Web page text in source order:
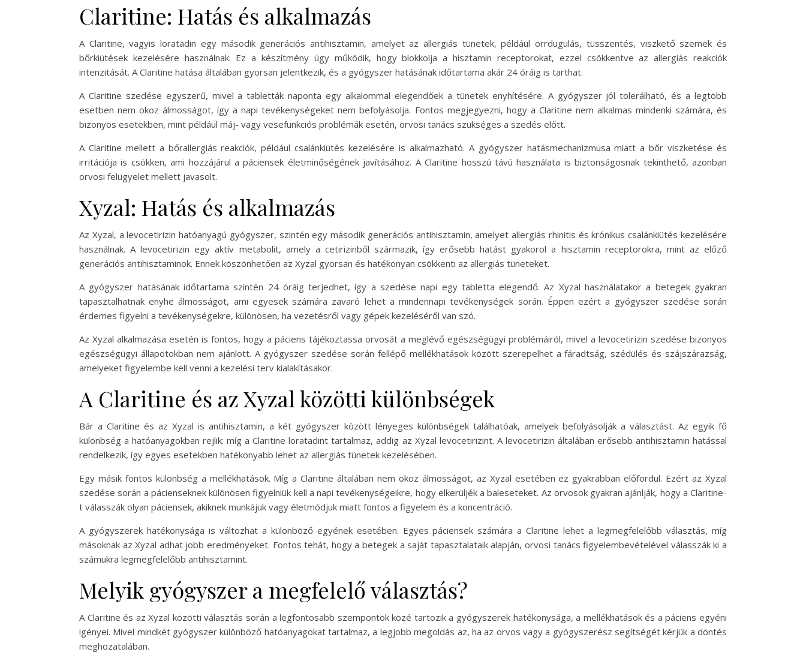
Claritine: Hatás és alkalmazás
A Claritine, vagyis loratadin egy második generációs antihisztamin, amelyet az allergiás tünetek, például orrdugulás, tüsszentés, viszkető szemek és
bőrkiütések kezelésére használnak. Ez a készítmény úgy működik, hogy blokkolja a hisztamin receptorokat, ezzel csökkentve az allergiás reakciók
intenzitását. A Claritine hatása általában gyorsan jelentkezik, és a gyógyszer hatásának időtartama akár 24 óráig is tarthat.
A Claritine szedése egyszerű, mivel a tabletták naponta egy alkalommal elegendőek a tünetek enyhítésére. A gyógyszer jól tolerálható, és a legtöbb
esetben nem okoz álmosságot, így a napi tevékenységeket nem befolyásolja. Fontos megjegyezni, hogy a Claritine nem alkalmas mindenki számára, és
bizonyos esetekben, mint például máj- vagy vesefunkciós problémák esetén, orvosi tanács szükséges a szedés előtt.
A Claritine mellett a bőrallergiás reakciók, például csalánkiütés kezelésére is alkalmazható. A gyógyszer hatásmechanizmusa miatt a bőr viszketése és
irritációja is csökken, ami hozzájárul a páciensek életminőségének javításához. A Claritine hosszú távú használata is biztonságosnak tekinthető, azonban
orvosi felügyelet mellett javasolt.
Xyzal: Hatás és alkalmazás
Az Xyzal, a levocetirizin hatóanyagú gyógyszer, szintén egy második generációs antihisztamin, amelyet allergiás rhinitis és krónikus csalánkiütés kezelésére
használnak. A levocetirizin egy aktív metabolit, amely a cetirizinből származik, így erősebb hatást gyakorol a hisztamin receptorokra, mint az előző
generációs antihisztaminok. Ennek köszönhetően az Xyzal gyorsan és hatékonyan csökkenti az allergiás tüneteket.
A gyógyszer hatásának időtartama szintén 24 óráig terjedhet, így a szedése napi egy tabletta elegendő. Az Xyzal használatakor a betegek gyakran
tapasztalhatnak enyhe álmosságot, ami egyesek számára zavaró lehet a mindennapi tevékenységek során. Éppen ezért a gyógyszer szedése során
érdemes figyelni a tevékenységekre, különösen, ha vezetésről vagy gépek kezeléséről van szó.
Az Xyzal alkalmazása esetén is fontos, hogy a páciens tájékoztassa orvosát a meglévő egészségügyi problémáiról, mivel a levocetirizin szedése bizonyos
egészségügyi állapotokban nem ajánlott. A gyógyszer szedése során fellépő mellékhatások között szerepelhet a fáradtság, szédülés és szájszárazság,
amelyeket figyelembe kell venni a kezelési terv kialakításakor.
A Claritine és az Xyzal közötti különbségek
Bár a Claritine és az Xyzal is antihisztamin, a két gyógyszer között lényeges különbségek találhatóak, amelyek befolyásolják a választást. Az egyik fő
különbség a hatóanyagokban rejlik: míg a Claritine loratadint tartalmaz, addig az Xyzal levocetirizint. A levocetirizin általában erősebb antihisztamin hatással
rendelkezik, így egyes esetekben hatékonyabb lehet az allergiás tünetek kezelésében.
Egy másik fontos különbség a mellékhatások. Míg a Claritine általában nem okoz álmosságot, az Xyzal esetében ez gyakrabban előfordul. Ezért az Xyzal
szedése során a pácienseknek különösen figyelniük kell a napi tevékenységeikre, hogy elkerüljék a baleseteket. Az orvosok gyakran ajánlják, hogy a Claritine-
t válasszák olyan páciensek, akiknek munkájuk vagy életmódjuk miatt fontos a figyelem és a koncentráció.
A gyógyszerek hatékonysága is változhat a különböző egyének esetében. Egyes páciensek számára a Claritine lehet a legmegfelelőbb választás, míg
másoknak az Xyzal adhat jobb eredményeket. Fontos tehát, hogy a betegek a saját tapasztalataik alapján, orvosi tanács figyelembevételével válasszák ki a
számukra legmegfelelőbb antihisztamint.
Melyik gyógyszer a megfelelő választás?
A Claritine és az Xyzal közötti választás során a legfontosabb szempontok közé tartozik a gyógyszerek hatékonysága, a mellékhatások és a páciens egyéni
igényei. Mivel mindkét gyógyszer különböző hatóanyagokat tartalmaz, a legjobb megoldás az, ha az orvos vagy a gyógyszerész segítségét kérjük a döntés
meghozatalában.